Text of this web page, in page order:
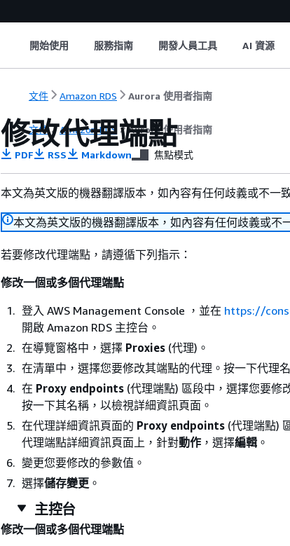
開始使用 服務指南 開發人員工具 AI 資源
文件 Amazon RDS Aurora 使用者指南
文件 Amazon RDS Aurora 使用者指南
修改代理端點
PDF RSS Markdown 焦點模式
本文為英文版的機器翻譯版本，如內容有任何歧義或不一
本文為英文版的機器翻譯版本，如內容有任何歧義或不
若要修改代理端點，請遵循下列指示：
修改一個或多個代理端點
登入 AWS Management Console ，並在 https://
開啟 Amazon RDS 主控台。
在導覽窗格中，選擇 Proxies (代理)。
在清單中，選擇您要修改其端點的代理。按一下代理
在 Proxy endpoints (代理端點) 區段中，選擇您要修
按一下其名稱，以檢視詳細資訊頁面。
在代理詳細資訊頁面的 Proxy endpoints (代理端點)
代理端點詳細資訊頁面上，針對動作 ，選擇編輯 。
變更您要修改的參數值。
選擇儲存變更 。
主控台
修改一個或多個代理端點